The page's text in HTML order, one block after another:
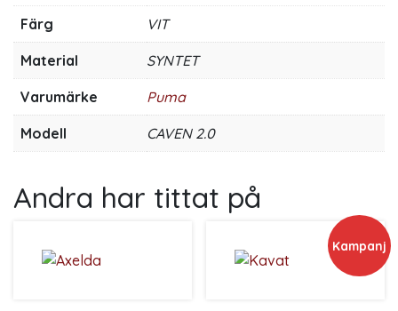
Färg VIT
Material SYNTET
Varumärke Puma
Modell CAVEN 2.0
Andra har tittat på
Kampanj